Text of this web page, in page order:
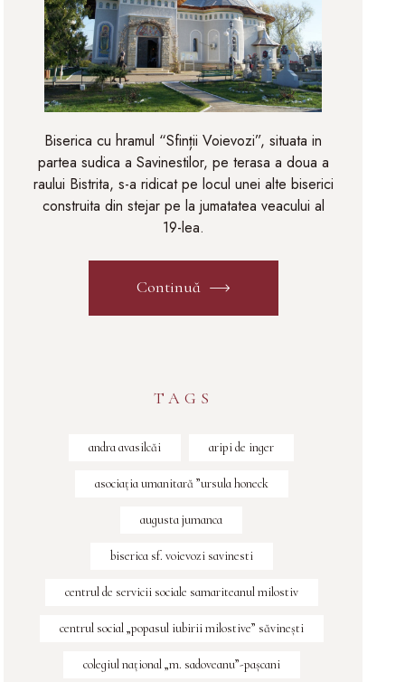
Biserica cu hramul “Sfinții Voievozi”, situata in
partea sudica a Savinestilor, pe terasa a doua a
raului Bistrita, s-a ridicat pe locul unei alte biserici
construita din stejar pe la jumatatea veacului al
19-lea.
Continuă
TAGS
andra avasilcăi aripi de inger
asociația umanitară ”ursula honeck
augusta jumanca
biserica sf. voievozi savinesti
centrul de servicii sociale samariteanul milostiv
centrul social „popasul iubirii milostive” săvineşti
colegiul naţional „m. sadoveanu”-paşcani